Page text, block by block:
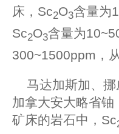
床，Sc2O3含量为
Sc2O3含量为
300~1500ppm，
马达加斯加、挪
加拿大安大略省
矿床的岩石中，Sc